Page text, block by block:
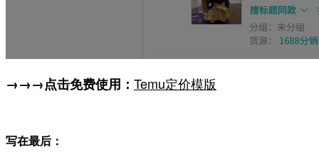
→→→点击免费使用： Temu定价模版
写在最后：